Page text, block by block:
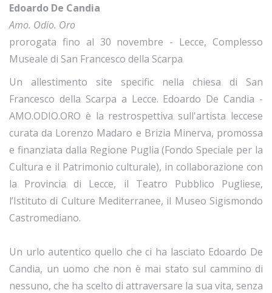
Edoardo De Candia
Amo. Odio. Oro
prorogata fino al 30 novembre - Lecce, Complesso
Museale di San Francesco della Scarpa
Un allestimento site specific nella chiesa di San
Francesco della Scarpa a Lecce. Edoardo De Candia -
AMO.ODIO.ORO è la restrospettiva sull'artista leccese
curata da Lorenzo Madaro e Brizia Minerva, promossa
e finanziata dalla Regione Puglia (Fondo Speciale per la
Cultura e il Patrimonio culturale), in collaborazione con
la Provincia di Lecce, il Teatro Pubblico Pugliese,
l’Istituto di Culture Mediterranee, il Museo Sigismondo
Castromediano.
Un urlo autentico quello che ci ha lasciato Edoardo De
Candia, un uomo che non è mai stato sul cammino di
nessuno, che ha scelto di attraversare la sua vita, senza